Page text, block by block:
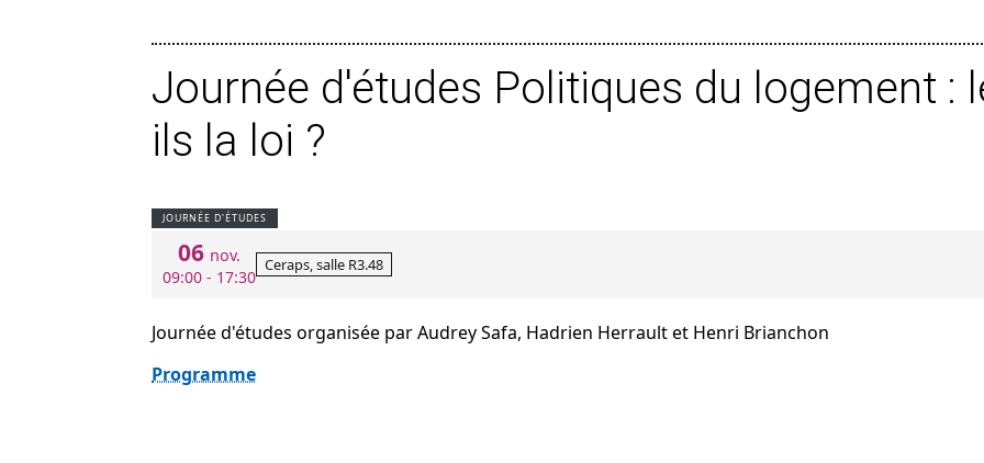
Journée d'études Politiques du logement :
ils la loi ?
JOURNÉE D'ÉTUDES
06 nov.
09:00 - 17:30
Ceraps, salle R3.48
Journée d'études organisée par Audrey Safa, Hadrien Herrault et Henri Brianchon
Programme